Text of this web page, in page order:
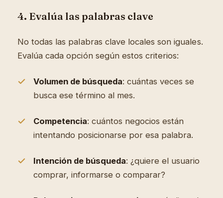
4. Evalúa las palabras clave
No todas las palabras clave locales son iguales.
Evalúa cada opción según estos criterios:
Volumen de búsqueda: cuántas veces se
busca ese término al mes.
Competencia: cuántos negocios están
intentando posicionarse por esa palabra.
Intención de búsqueda: ¿quiere el usuario
comprar, informarse o comparar?